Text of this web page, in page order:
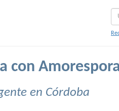
con
en Córdoba